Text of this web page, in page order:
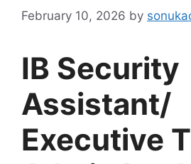
February 10, 2026 by
IB Security
Assistant/
Executive